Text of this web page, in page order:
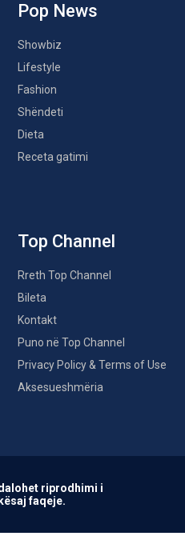
Pop News
Showbiz
Lifestyle
Fashion
Shëndeti
Dieta
Receta gatimi
Top Channel
Rreth Top Channel
Bileta
Kontakt
Puno në Top Channel
Privacy Policy & Terms of Use
Aksesueshmëria
riprodhimi i
faqeje.